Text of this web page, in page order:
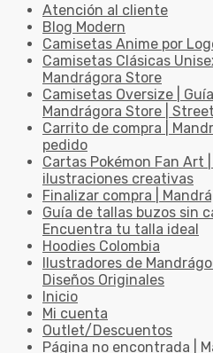
Atención al cliente
Blog Modern
Camisetas Anime por
Camisetas Clásicas
Mandrágora Store
Camisetas Oversize |
Mandrágora Store |
Carrito de compra |
pedido
Cartas Pokémon Fan Art
ilustraciones creativas
Finalizar compra |
Guía de tallas buzos sin
Encuentra tu talla ideal
Hoodies Colombia
Ilustradores de
Diseños Originales
Inicio
Mi cuenta
Outlet/Descuentos
Página no encontrada |